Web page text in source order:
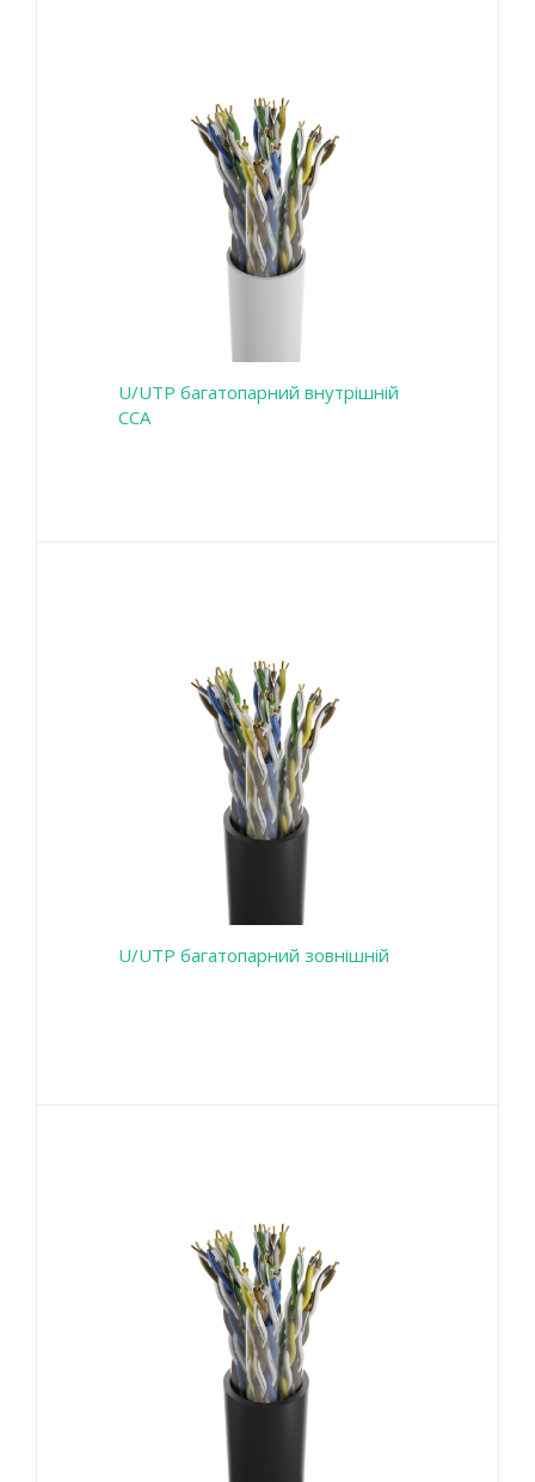
U/UTP багатопарний внутрішній
CCA
U/UTP багатопарний зовнішній